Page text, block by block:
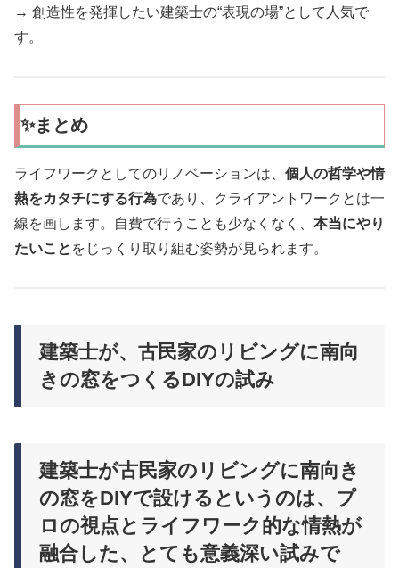
→ 創造性を発揮したい建築士の“表現の場”として人気で
す。
✨まとめ
ライフワークとしてのリノベーションは、 個人の哲学や情
熱をカタチにする行為であり、クライアントワークとは一
線を画します。自費で行うことも少なくなく、 本当にやり
たいこと をじっくり取り組む姿勢が見られます。
建築士が、古民家のリビングに南向
きの窓をつくるDIYの試み
建築士が古民家のリビングに南向き
の窓をDIYで設けるというのは、プ
ロの視点とライフワーク的な情熱が
融合した、とても意義深い試みで